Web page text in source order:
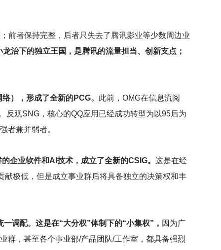
前者保持完整，后者只失去了腾讯影业等少数周边业
治下的独立王国，是腾讯的流量担当、创新支点；
），形成了全新的PCG。 此前，OMG在信息流阅
反观SNG，核心的QQ应用已经成功转型为以95后为
者兼并弱者。
企业软件和AI技术，成立了全新的CSIG。 这是在经
献极低，但是成立事业群后将具备独立的决策权和丰
调配。这是在“大分权”体制下的“小集权”， 因为广
群，甚至各个事业部/产品团队/工作室，都具备强烈